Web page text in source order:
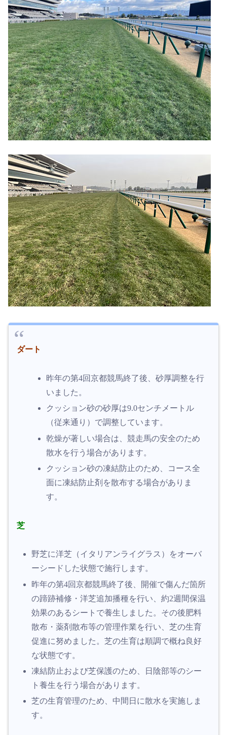
ダート
昨年の第4回京都競馬終了後、砂厚調整を行
いました。
クッション砂の砂厚は9.0センチメートル
（従来通り）で調整しています。
乾燥が著しい場合は、競走馬の安全のため
散水を行う場合があります。
クッション砂の凍結防止のため、コース全
面に凍結防止剤を散布する場合がありま
す。
芝
野芝に洋芝（イタリアンライグラス）をオーバ
ーシードした状態で施行します。
昨年の第4回京都競馬終了後、開催で傷んだ箇所
の蹄跡補修・洋芝追加播種を行い、約2週間保温
効果のあるシートで養生しました。その後肥料
散布・薬剤散布等の管理作業を行い、芝の生育
促進に努めました。芝の生育は順調で概ね良好
な状態です。
凍結防止および芝保護のため、日陰部等のシー
ト養生を行う場合があります。
芝の生育管理のため、中間日に散水を実施しま
す。